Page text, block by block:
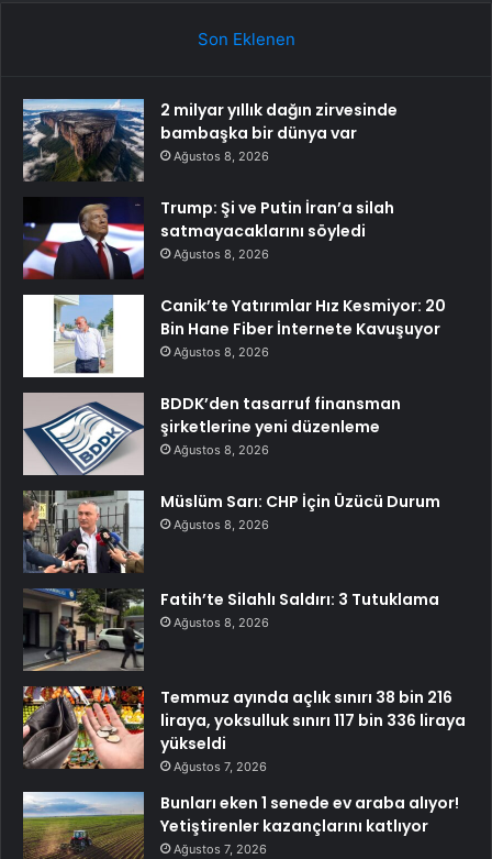
Son Eklenen
2 milyar yıllık dağın zirvesinde
bambaşka bir dünya var
Ağustos 8, 2026
Trump: Şi ve Putin İran’a silah
satmayacaklarını söyledi
Ağustos 8, 2026
Canik’te Yatırımlar Hız Kesmiyor: 20
Bin Hane Fiber İnternete Kavuşuyor
Ağustos 8, 2026
BDDK’den tasarruf finansman
şirketlerine yeni düzenleme
Ağustos 8, 2026
Müslüm Sarı: CHP İçin Üzücü Durum
Ağustos 8, 2026
Fatih’te Silahlı Saldırı: 3 Tutuklama
Ağustos 8, 2026
Temmuz ayında açlık sınırı 38 bin 216
liraya, yoksulluk sınırı 117 bin 336 liraya
yükseldi
Ağustos 7, 2026
Bunları eken 1 senede ev araba alıyor!
Yetiştirenler kazançlarını katlıyor
Ağustos 7, 2026